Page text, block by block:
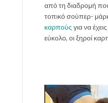
από τη διαδρομή
τοπικό σούπερ-
καρπούς για να
εύκολο, οι ξηροί